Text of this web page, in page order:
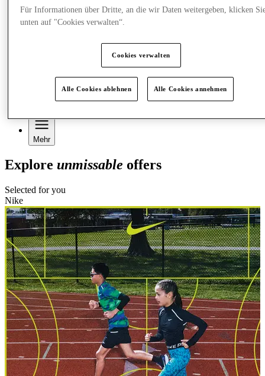
Geschäfte
Planen Sie Ihren Besuch
Dienstleistungen
Tourismus
Jobsuche
Mehr
Explore unmissable offers
Selected for you
Nike
Für Informationen über Dritte, an die wir Daten weitergeben, klicken
unten auf "Cookies verwalten“.
Cookies verwalten
Alle Cookies ablehnen Alle Cookies annehmen